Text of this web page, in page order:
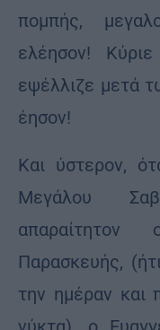
πομπής,
ελέησον!
εψέλλιζε μετά
έησον!
Και ύστερον,
Μεγάλου
Παρασκευής,
την ημέραν και